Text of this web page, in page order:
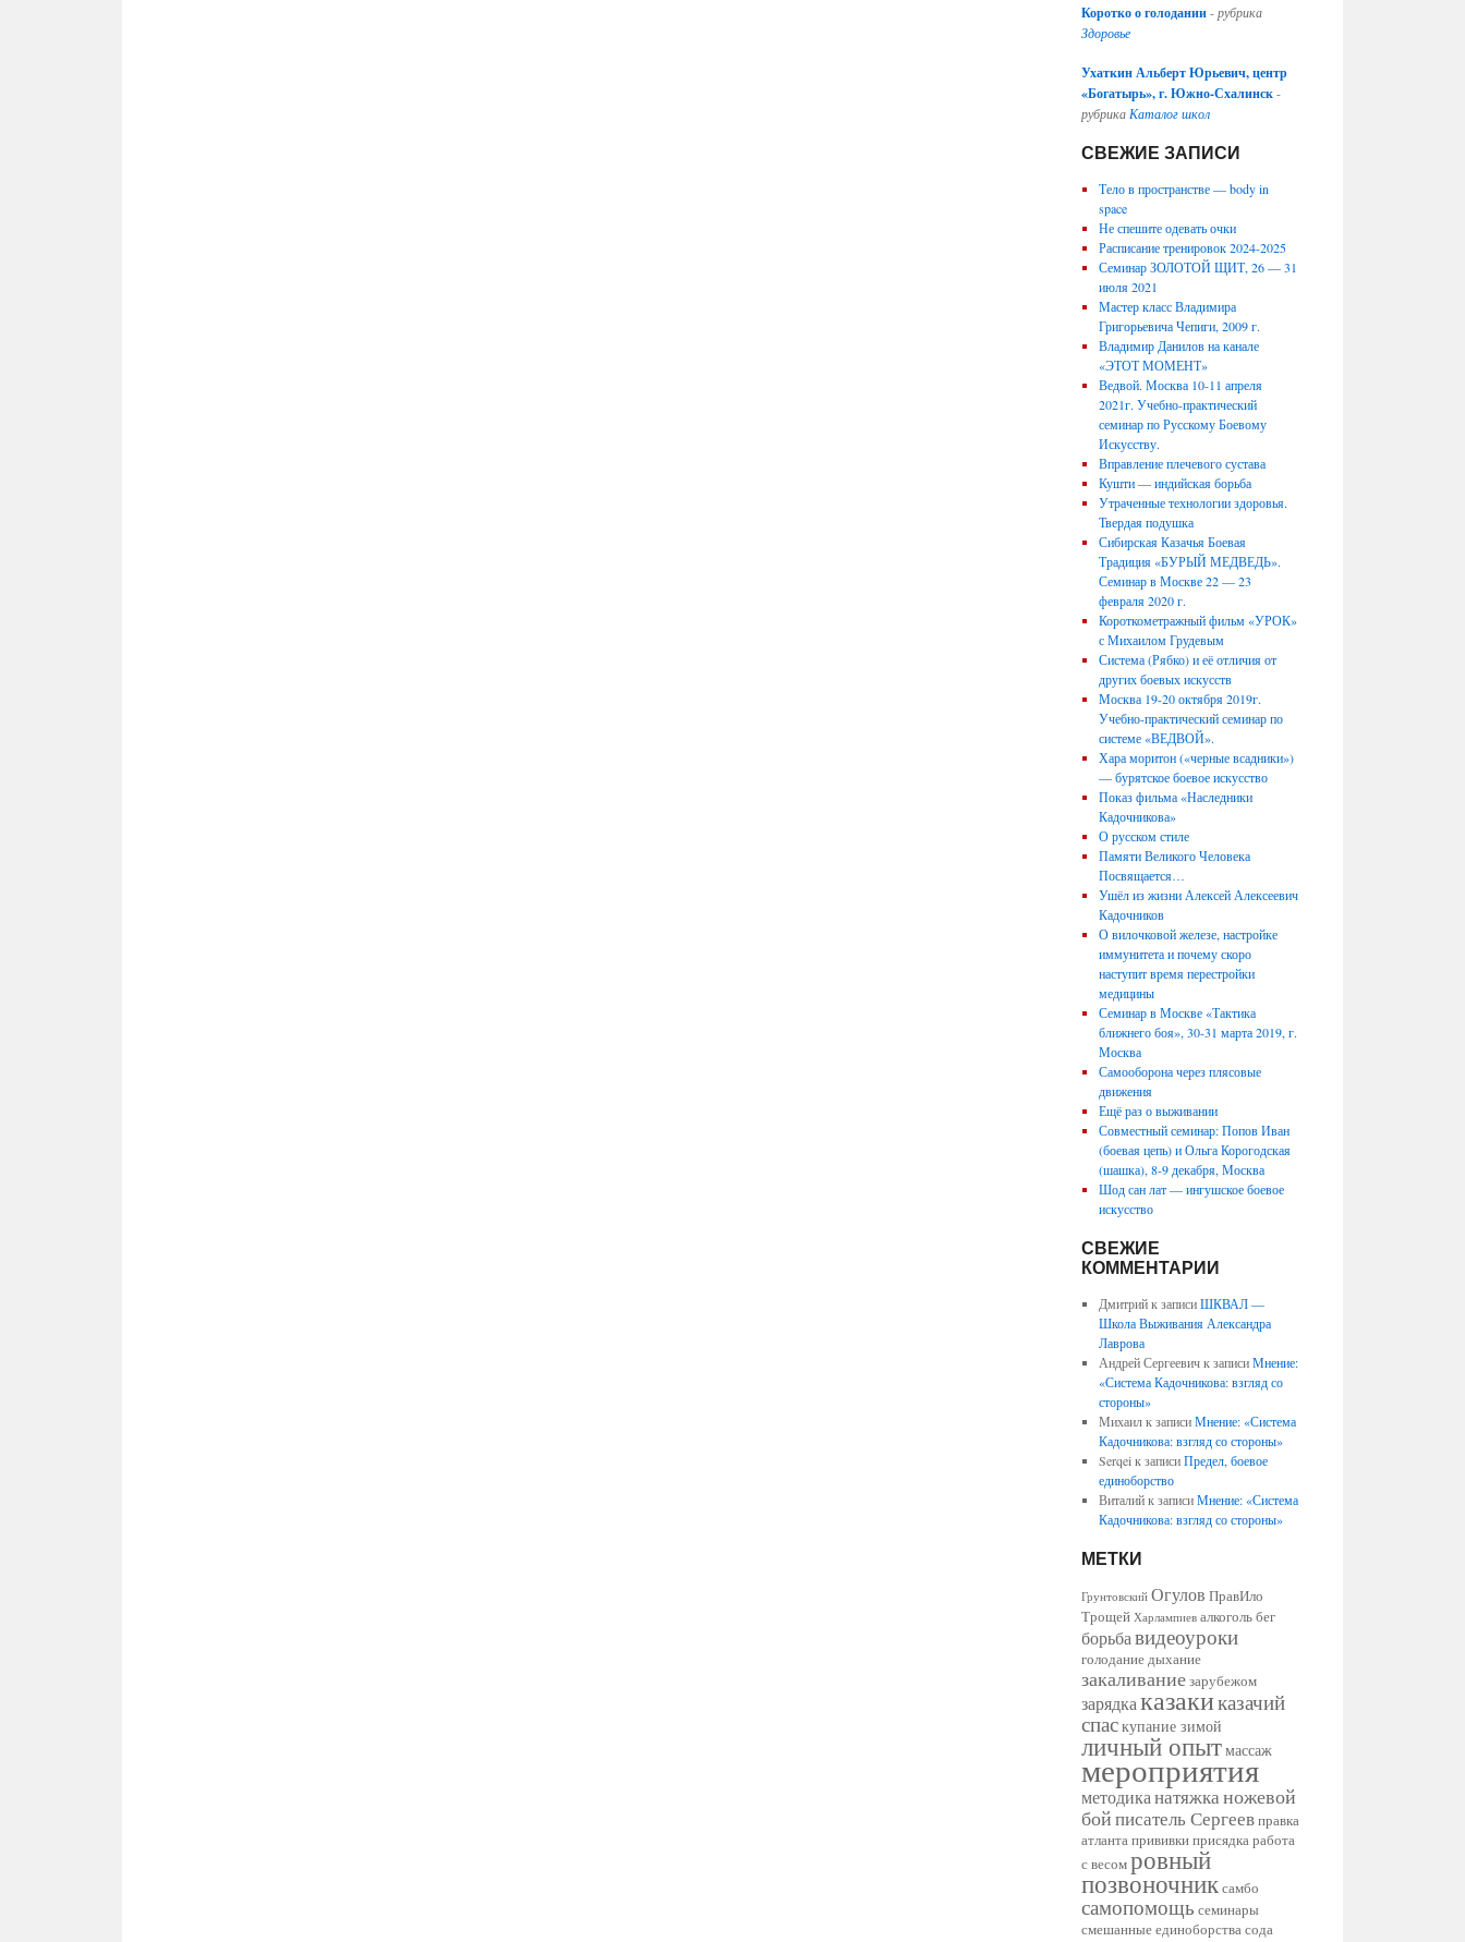
Коротко о голодании-рубрика
Здоровье
Ухаткин Альберт Юрьевич, центр
«Богатырь», г. Южно-Схалинск-
рубрика Каталог школ
СВЕЖИЕ ЗАПИСИ
Тело в пространстве — body in
space
Не спешите одевать очки
Расписание тренировок 2024-2025
Семинар ЗОЛОТОЙ ЩИТ, 26 — 31
июля 2021
Мастер класс Владимира
Григорьевича Чепиги, 2009 г.
Владимир Данилов на канале
«ЭТОТ МОМЕНТ»
Ведвой. Москва 10-11 апреля
2021г. Учебно-практический
семинар по Русскому Боевому
Искусству.
Вправление плечевого сустава
Кушти — индийская борьба
Утраченные технологии здоровья.
Твердая подушка
Сибирская Казачья Боевая
Традиция «БУРЫЙ МЕДВЕДЬ».
Семинар в Москве 22 — 23
февраля 2020 г.
Короткометражный фильм «УРОК»
с Михаилом Грудевым
Система (Рябко) и её отличия от
других боевых искусств
Москва 19-20 октября 2019г.
Учебно-практический семинар по
системе «ВЕДВОЙ».
Хара моритон («черные всадники»)
— бурятское боевое искусство
Показ фильма «Наследники
Кадочникова»
О русском стиле
Памяти Великого Человека
Посвящается…
Ушёл из жизни Алексей Алексеевич
Кадочников
О вилочковой железе, настройке
иммунитета и почему скоро
наступит время перестройки
медицины
Семинар в Москве «Тактика
ближнего боя», 30-31 марта 2019, г.
Москва
Самооборона через плясовые
движения
Ещё раз о выживании
Совместный семинар: Попов Иван
(боевая цепь) и Ольга Корогодская
(шашка), 8-9 декабря, Москва
Шод сан лат — ингушское боевое
искусство
СВЕЖИЕ
КОММЕНТАРИИ
Дмитрийк записиШКВАЛ —
Школа Выживания Александра
Лаврова
Андрей Сергеевичк записиМнение:
«Система Кадочникова: взгляд со
стороны»
Михаилк записиМнение: «Система
Кадочникова: взгляд со стороны»
Serqei к записиПредел, боевое
единоборство
Виталийк записиМнение: «Система
Кадочникова: взгляд со стороны»
МЕТКИ
Грунтовский Огулов ПравИло
Трощей Харлампиев алкогольбег
борьбавидеоуроки
голоданиедыхание
закаливаниезарубежом
зарядкаказакиказачий
спаскупание зимой
личный опытмассаж
мероприятия
методиканатяжканожевой
бойписатель Сергеевправка
атлантапрививкиприсядкаработа
с весомровный
позвоночниксамбо
самопомощь семинары
смешанные единоборствасода